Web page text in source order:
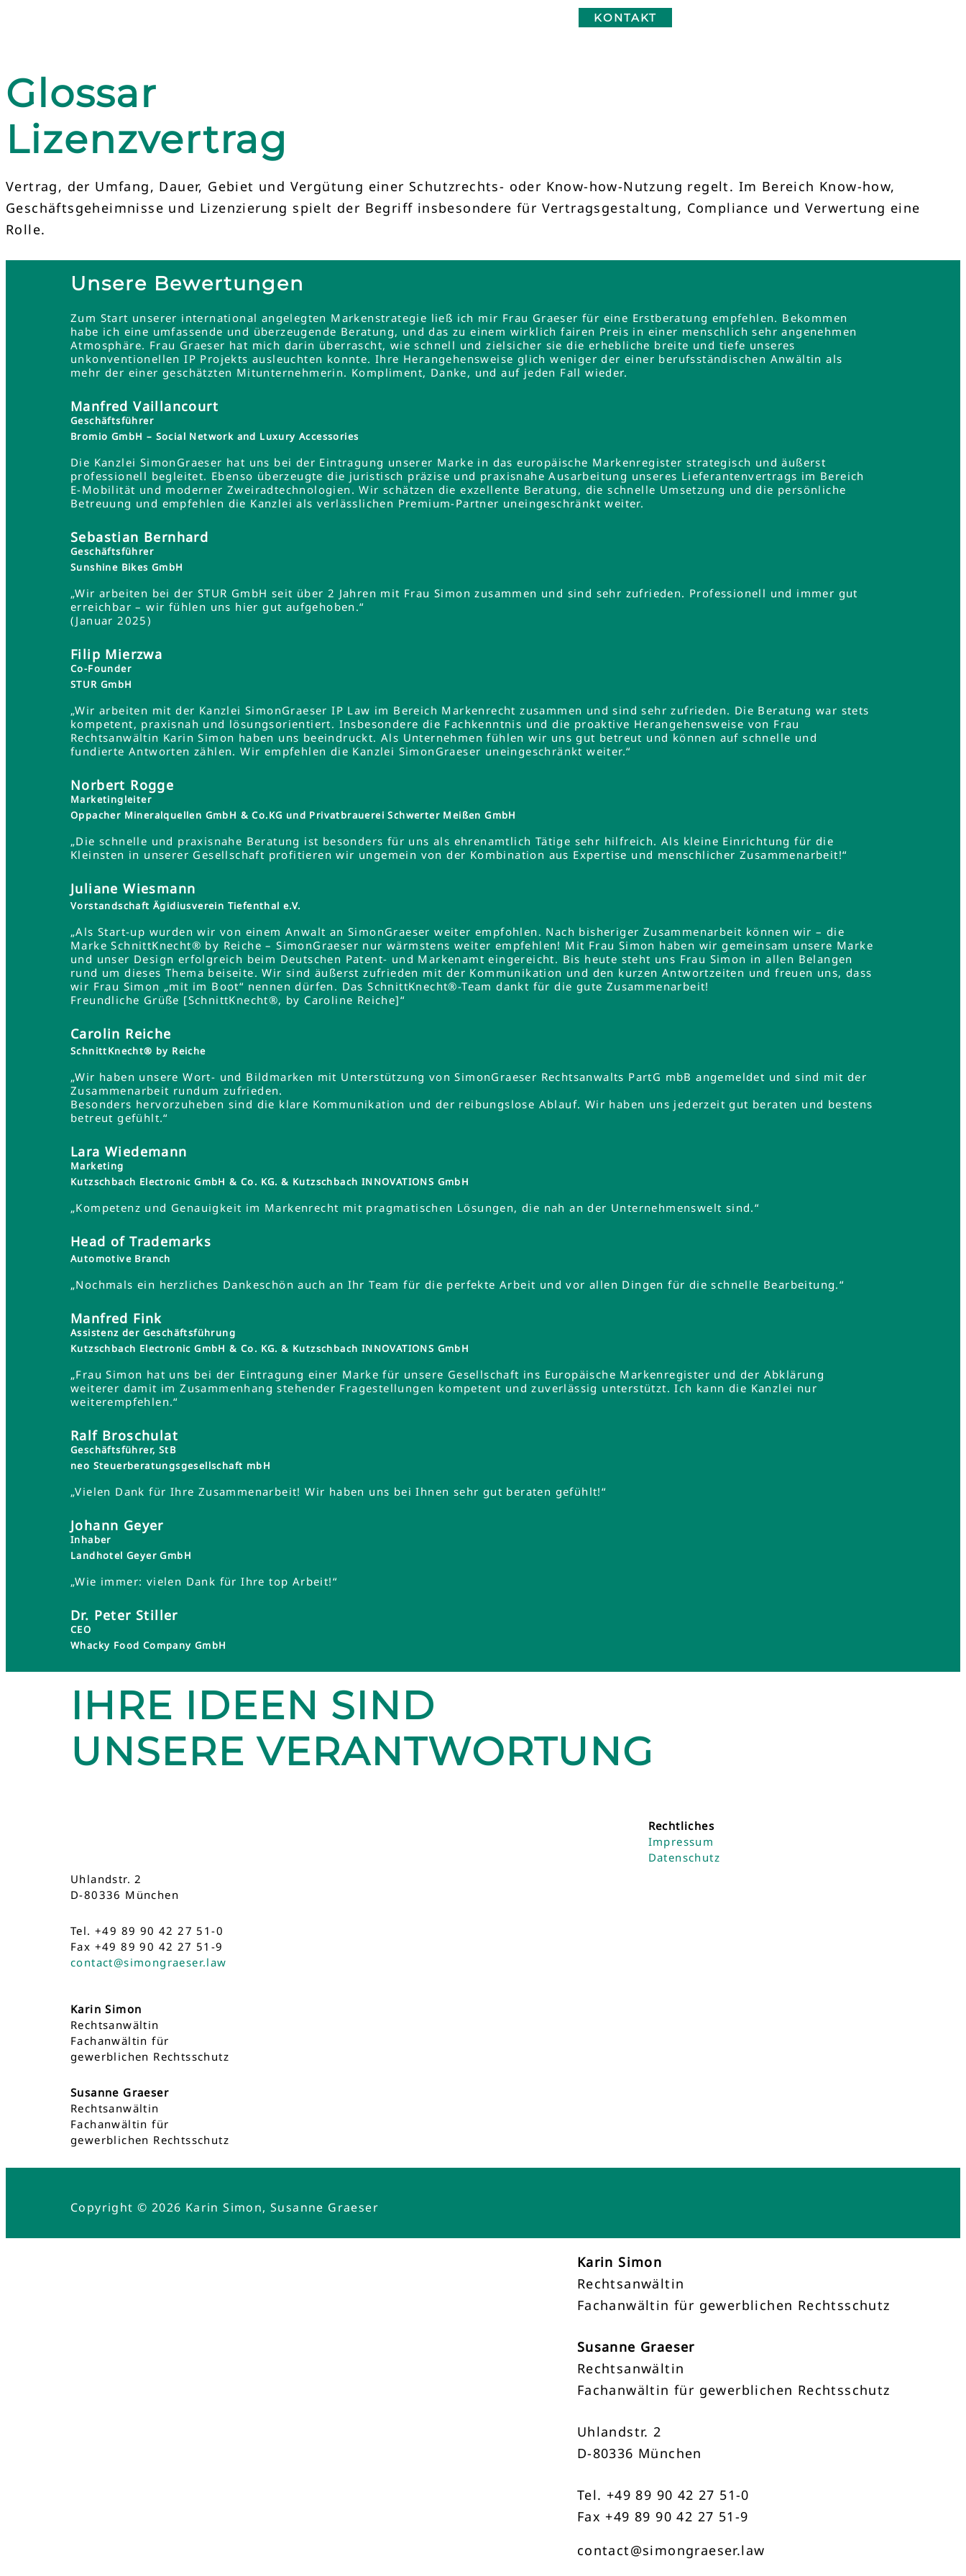
KONTAKT
Glossar
Lizenzvertrag
Vertrag, der Umfang, Dauer, Gebiet und Vergütung einer Schutzrechts- oder Know-how-Nutzung regelt. Im Bereich Know-how,
Geschäftsgeheimnisse und Lizenzierung spielt der Begriff insbesondere für Vertragsgestaltung, Compliance und Verwertung eine
Rolle.
Unsere Bewertungen
Zum Start unserer international angelegten Markenstrategie ließ ich mir Frau Graeser für eine Erstberatung empfehlen. Bekommen
habe ich eine umfassende und überzeugende Beratung, und das zu einem wirklich fairen Preis in einer menschlich sehr angenehmen
Atmosphäre. Frau Graeser hat mich darin überrascht, wie schnell und zielsicher sie die erhebliche breite und tiefe unseres
unkonventionellen IP Projekts ausleuchten konnte. Ihre Herangehensweise glich weniger der einer berufsständischen Anwältin als
mehr der einer geschätzten Mitunternehmerin. Kompliment, Danke, und auf jeden Fall wieder.
Manfred Vaillancourt
Geschäftsführer
Bromio GmbH – Social Network and Luxury Accessories
Die Kanzlei SimonGraeser hat uns bei der Eintragung unserer Marke in das europäische Markenregister strategisch und äußerst
professionell begleitet. Ebenso überzeugte die juristisch präzise und praxisnahe Ausarbeitung unseres Lieferantenvertrags im Bereich
E-Mobilität und moderner Zweiradtechnologien. Wir schätzen die exzellente Beratung, die schnelle Umsetzung und die persönliche
Betreuung und empfehlen die Kanzlei als verlässlichen Premium-Partner uneingeschränkt weiter.
Sebastian Bernhard
Geschäftsführer
Sunshine Bikes GmbH
„Wir arbeiten bei der STUR GmbH seit über 2 Jahren mit Frau Simon zusammen und sind sehr zufrieden. Professionell und immer gut
erreichbar – wir fühlen uns hier gut aufgehoben.“
(Januar 2025)
Filip Mierzwa
Co-Founder
STUR GmbH
„Wir arbeiten mit der Kanzlei SimonGraeser IP Law im Bereich Markenrecht zusammen und sind sehr zufrieden. Die Beratung war stets
kompetent, praxisnah und lösungsorientiert. Insbesondere die Fachkenntnis und die proaktive Herangehensweise von Frau
Rechtsanwältin Karin Simon haben uns beeindruckt. Als Unternehmen fühlen wir uns gut betreut und können auf schnelle und
fundierte Antworten zählen. Wir empfehlen die Kanzlei SimonGraeser uneingeschränkt weiter.“
Norbert Rogge
Marketingleiter
Oppacher Mineralquellen GmbH & Co.KG und Privatbrauerei Schwerter Meißen GmbH
„Die schnelle und praxisnahe Beratung ist besonders für uns als ehrenamtlich Tätige sehr hilfreich. Als kleine Einrichtung für die
Kleinsten in unserer Gesellschaft profitieren wir ungemein von der Kombination aus Expertise und menschlicher Zusammenarbeit!“
Juliane Wiesmann
Vorstandschaft Ägidiusverein Tiefenthal e.V.
„Als Start-up wurden wir von einem Anwalt an SimonGraeser weiter empfohlen. Nach bisheriger Zusammenarbeit können wir – die
Marke SchnittKnecht® by Reiche – SimonGraeser nur wärmstens weiter empfehlen! Mit Frau Simon haben wir gemeinsam unsere Marke
und unser Design erfolgreich beim Deutschen Patent- und Markenamt eingereicht. Bis heute steht uns Frau Simon in allen Belangen
rund um dieses Thema beiseite. Wir sind äußerst zufrieden mit der Kommunikation und den kurzen Antwortzeiten und freuen uns, dass
wir Frau Simon „mit im Boot“ nennen dürfen. Das SchnittKnecht®-Team dankt für die gute Zusammenarbeit!
Freundliche Grüße [SchnittKnecht®, by Caroline Reiche]“
Carolin Reiche
SchnittKnecht® by Reiche
„Wir haben unsere Wort- und Bildmarken mit Unterstützung von SimonGraeser Rechtsanwalts PartG mbB angemeldet und sind mit der
Zusammenarbeit rundum zufrieden.
Besonders hervorzuheben sind die klare Kommunikation und der reibungslose Ablauf. Wir haben uns jederzeit gut beraten und bestens
betreut gefühlt.“
Lara Wiedemann
Marketing
Kutzschbach Electronic GmbH & Co. KG. & Kutzschbach INNOVATIONS GmbH
„Kompetenz und Genauigkeit im Markenrecht mit pragmatischen Lösungen, die nah an der Unternehmenswelt sind.“
Head of Trademarks
Automotive Branch
„Nochmals ein herzliches Dankeschön auch an Ihr Team für die perfekte Arbeit und vor allen Dingen für die schnelle Bearbeitung.“
Manfred Fink
Assistenz der Geschäftsführung
Kutzschbach Electronic GmbH & Co. KG. & Kutzschbach INNOVATIONS GmbH
„Frau Simon hat uns bei der Eintragung einer Marke für unsere Gesellschaft ins Europäische Markenregister und der Abklärung
weiterer damit im Zusammenhang stehender Fragestellungen kompetent und zuverlässig unterstützt. Ich kann die Kanzlei nur
weiterempfehlen.“
Ralf Broschulat
Geschäftsführer, StB
neo Steuerberatungsgesellschaft mbH
„Vielen Dank für Ihre Zusammenarbeit! Wir haben uns bei Ihnen sehr gut beraten gefühlt!“
Johann Geyer
Inhaber
Landhotel Geyer GmbH
„Wie immer: vielen Dank für Ihre top Arbeit!“
Dr. Peter Stiller
CEO
Whacky Food Company GmbH
IHRE IDEEN SIND
UNSERE VERANTWORTUNG
Uhlandstr. 2
D-80336 München
Tel. +49 89 90 42 27 51-0
Fax +49 89 90 42 27 51-9
contact@simongraeser.law
Karin Simon
Rechtsanwältin
Fachanwältin für
gewerblichen Rechtsschutz
Susanne Graeser
Rechtsanwältin
Fachanwältin für
gewerblichen Rechtsschutz
Rechtliches
Impressum
Datenschutz
Copyright © 2026 Karin Simon, Susanne Graeser
Karin Simon
Rechtsanwältin
Fachanwältin für gewerblichen Rechtsschutz
Susanne Graeser
Rechtsanwältin
Fachanwältin für gewerblichen Rechtsschutz
Uhlandstr. 2
D-80336 München
Tel. +49 89 90 42 27 51-0
Fax +49 89 90 42 27 51-9
contact@simongraeser.law